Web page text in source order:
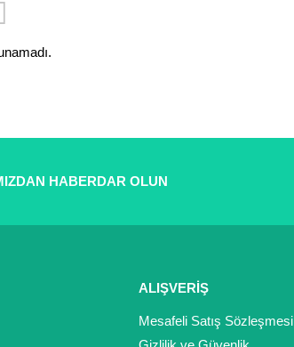
HABERDAR OLUN
ALIŞVERİŞ
Mesafeli Satış Sözleşmesi